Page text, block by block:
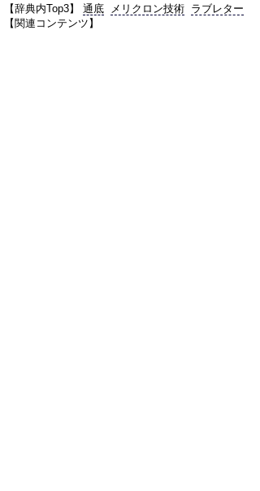
【辞典内Top3】 通底 メリクロン技術 ラブレター
【関連コンテンツ】